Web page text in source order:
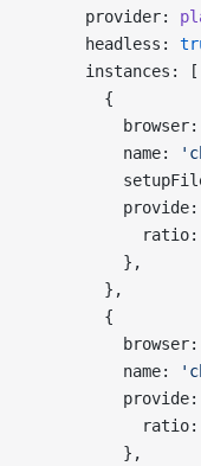
      provider:
      headless:
      instances: [
        {
          browser:
          name:
provide:
            ratio:
          },
        },
        {
          browser:
          name:
provide:
            ratio:
          },